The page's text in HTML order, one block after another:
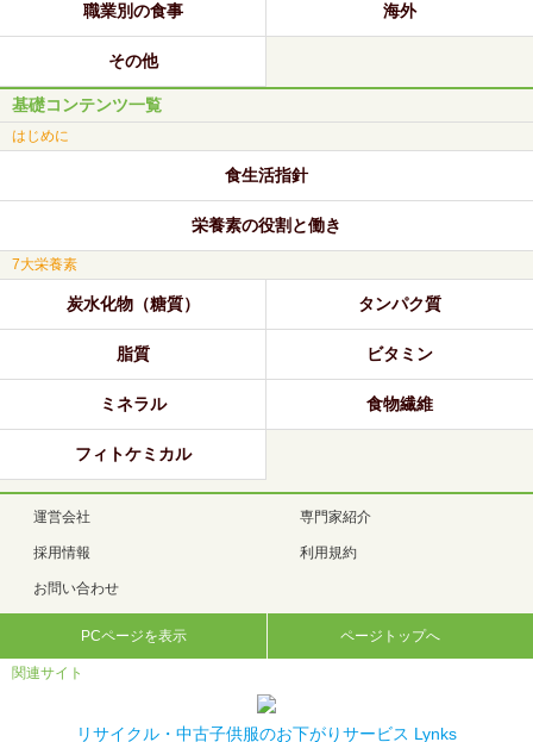
職業別の食事 海外
その他
基礎コンテンツ一覧
はじめに
食生活指針
栄養素の役割と働き
7大栄養素
炭水化物（糖質） タンパク質
脂質 ビタミン
ミネラル 食物繊維
フィトケミカル
運営会社 専門家紹介
採用情報 利用規約
お問い合わせ
PCページを表示 ページトップへ
関連サイト
リサイクル・中古子供服のお下がりサービス Lynks